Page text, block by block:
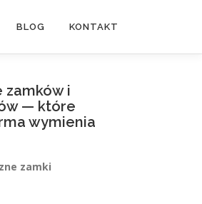
BLOG KONTAKT
zamków i
— które
wymienia
zamki